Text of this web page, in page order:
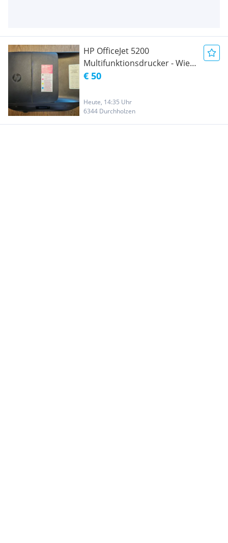
HP OfficeJet 5200
Multifunktionsdrucker - Wie
neu & kaum benutzt!
€ 50
Heute, 14:35 Uhr
6344 Durchholzen